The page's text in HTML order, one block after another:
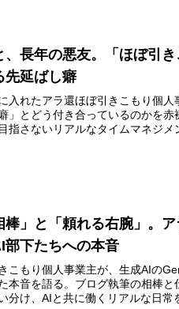
、長年の悪友。「ほぼ引
先延ばし癖
入れたアラ還ほぼ引きこもり個人
」とどう付き合っているのかを赤
指さないリアルなタイムマネジメ
棒」と「頼れる右腕」。
部下たちへの本音
こもり個人事業主が、生成AIの
本音を語る。ブログ執筆の相棒と
分け、AIと共に働くリアルな日常